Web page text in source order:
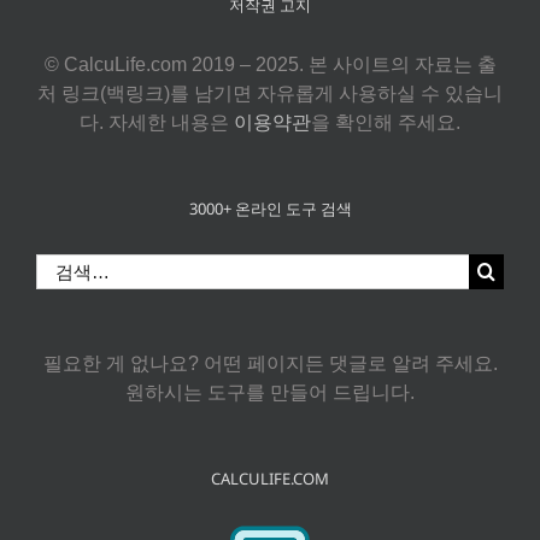
저작권 고지
© CalcuLife.com 2019 – 2025. 본 사이트의 자료는 출
처 링크(백링크)를 남기면 자유롭게 사용하실 수 있습니
다. 자세한 내용은 이용약관을 확인해 주세요.
3000+ 온라인 도구 검색
색:
필요한 게 없나요? 어떤 페이지든 댓글로 알려 주세요.
원하시는 도구를 만들어 드립니다.
CALCULIFE.COM